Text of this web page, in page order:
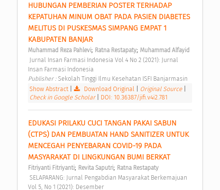
HUBUNGAN PEMBERIAN POSTER TERHADAP
KEPATUHAN MINUM OBAT PADA PASIEN DIABETES
MELITUS DI PUSKESMAS SIMPANG EMPAT 1
KABUPATEN BANJAR
Muhammad Reza Pahlevi; Ratna Restapaty; Muhammad Alfayid
Insan Farmasi Indonesia
Publisher : Sekolah Tinggi Ilmu Kesehatan ISFI Banjarmasin
Show Abstract
Download Original Original Source
Check in Google Scholar
DOI: 10.36387/jifi.v4i2.781
EDUKASI PRILAKU CUCI TANGAN PAKAI SABUN
(CTPS) DAN PEMBUATAN HAND SANITIZER UNTUK
MENCEGAH PENYEBARAN COVID-19 PADA
MASYARAKAT DI LINGKUNGAN BUMI BERKAT
Fitriyanti Fitriyanti; Revita Saputri; Ratna Restapaty
Vol 5, No 1 (2021): Desember